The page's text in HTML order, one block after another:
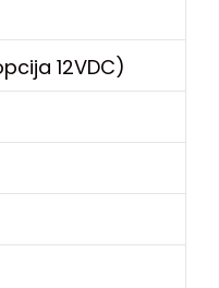
12VDC)